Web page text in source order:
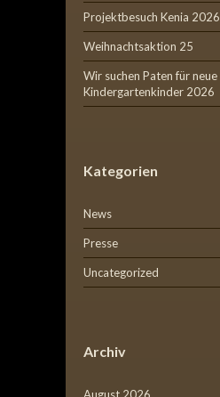
Projektbesuch Kenia 2026
Weihnachtsaktion 25
Wir suchen Paten für neue
Kindergartenkinder 2026
Kategorien
News
Presse
Uncategorized
Archiv
August 2026